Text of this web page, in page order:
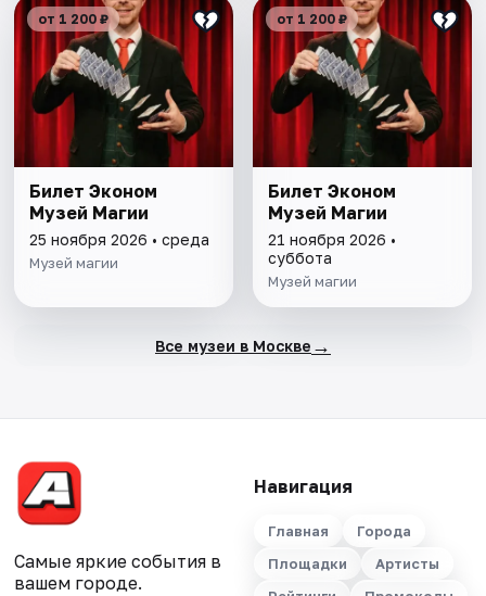
от 1 200 ₽
Билет Эконом
Музей Магии
25 ноября 2026 • среда
Музей магии
от 1 200 ₽
Билет Эконом
Музей Магии
21 ноября 2026 •
суббота
Музей магии
Все музеи в Москве →
Самые яркие события в
вашем городе.
Навигация
Главная
Города
Площадки
Артисты